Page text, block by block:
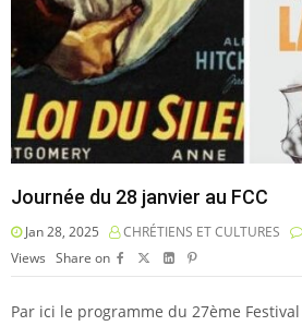
Journée du 28 janvier au FCC
Jan 28, 2025 CHRÉTIENS ET CULTURES
Views Share on
Par ici le programme du 27ème